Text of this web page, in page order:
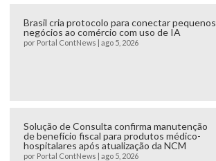
Brasil cria protocolo para conectar pequenos
negócios ao comércio com uso de IA
por Portal ContNews | ago 5, 2026
Solução de Consulta confirma manutenção
de benefício fiscal para produtos médico-
hospitalares após atualização da NCM
por Portal ContNews | ago 5, 2026